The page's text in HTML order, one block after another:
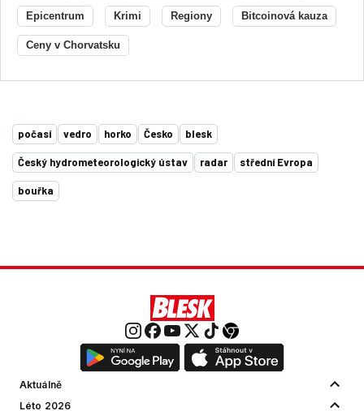
Epicentrum Krimi Regiony Bitcoinová kauza
Ceny v Chorvatsku
počasí vedro horko Česko blesk
Český hydrometeorologický ústav radar střední Evropa
bouřka
Aktuálně
Léto 2026